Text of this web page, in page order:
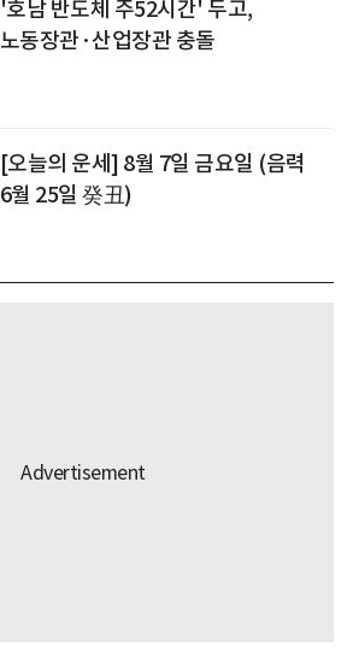
'호남 반도체 주52시간' 두고,
노동장관·산업장관 충돌
[오늘의 운세] 8월 7일 금요일 (음력
6월 25일 癸丑)